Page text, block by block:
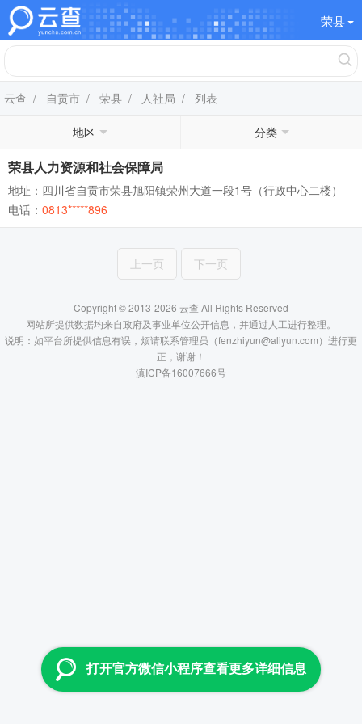
荣县
云查 / 自贡市 / 荣县 / 人社局 / 列表
地区 分类
荣县人力资源和社会保障局
地址：四川省自贡市荣县旭阳镇荣州大道一段1号（行政中心二楼）
电话： 0813*****896
上一页 下一页
Copyright © 2013-2026 云查 All Rights Reserved
网站所提供数据均来自政府及事业单位公开信息，并通过人工进行整理。
说明：如平台所提供信息有误，烦请联系管理员（fenzhiyun@aliyun.com）进行更
正，谢谢！
滇ICP备16007666号
打开官方微信小程序查看更多详细信息